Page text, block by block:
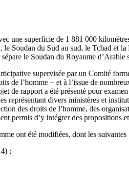
une superficie de 1 881 000
Soudan du Sud au sud, le Tchad et
le Soudan du Royaume d’Arabie
supervisée par un Comité
de l’homme − et à l’issue de
de rapport a été présenté pour
représentant divers ministères et
des droits de l’homme, des
permis d’y intégrer des propositions
ont été modifiées, dont les suivantes
;